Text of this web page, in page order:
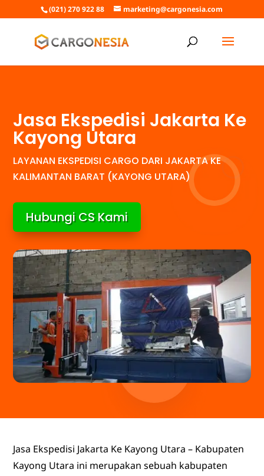
(021) 270 922 88 marketing@cargonesia.com
Jasa Ekspedisi Jakarta Ke
Kayong Utara
LAYANAN EKSPEDISI CARGO DARI JAKARTA KE
KALIMANTAN BARAT (KAYONG UTARA)
Hubungi CS Kami
Jasa Ekspedisi Jakarta Ke Kayong Utara – Kabupaten
Kayong Utara ini merupakan sebuah kabupaten